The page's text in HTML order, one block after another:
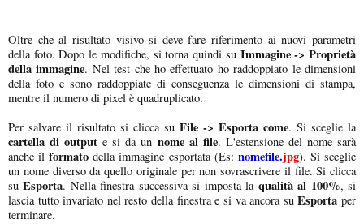
Oltre che al risultato visivo si deve fare riferimento ai nuovi parametri
della foto. Dopo le modifiche, si torna quindi su Immagine -> Proprietà
della immagine. Nel test che ho effettuato ho raddoppiato le dimensioni
della foto e sono raddoppiate di conseguenza le dimensioni di stampa,
mentre il numero di pixel è quadruplicato.
Per salvare il risultato si clicca su File -> Esporta come. Si sceglie la
cartella di output e si da un nome al file. L'estensione del nome sarà
anche il formato della immagine esportata (Es: nomefile.jpg). Si sceglie
un nome diverso da quello originale per non sovrascrivere il file. Si clicca
su Esporta. Nella finestra successiva si imposta la qualità al 100%, si
lascia tutto invariato nel resto della finestra e si va ancora suEsporta per
terminare.